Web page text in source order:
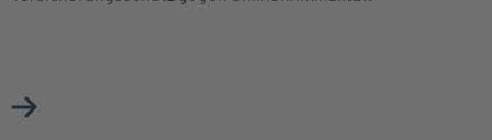
Mehr über Cyberversicherung erfahren